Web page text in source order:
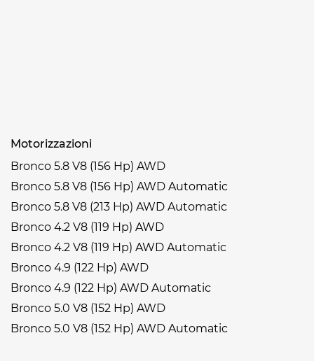
Motorizzazioni
Bronco 5.8 V8 (156 Hp) AWD
Bronco 5.8 V8 (156 Hp) AWD Automatic
Bronco 5.8 V8 (213 Hp) AWD Automatic
Bronco 4.2 V8 (119 Hp) AWD
Bronco 4.2 V8 (119 Hp) AWD Automatic
Bronco 4.9 (122 Hp) AWD
Bronco 4.9 (122 Hp) AWD Automatic
Bronco 5.0 V8 (152 Hp) AWD
Bronco 5.0 V8 (152 Hp) AWD Automatic